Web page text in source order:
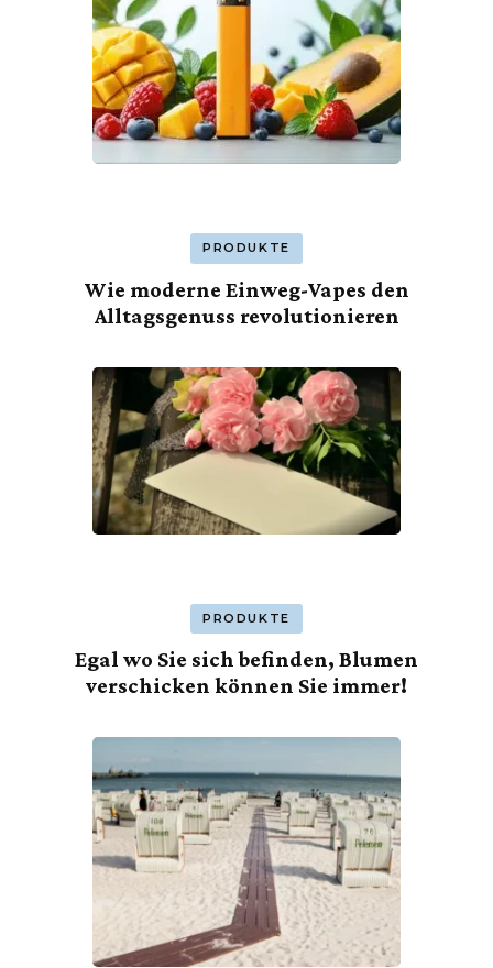
PRODUKTE
Wie moderne Einweg-Vapes den
Alltagsgenuss revolutionieren
PRODUKTE
Egal wo Sie sich befinden, Blumen
verschicken können Sie immer!